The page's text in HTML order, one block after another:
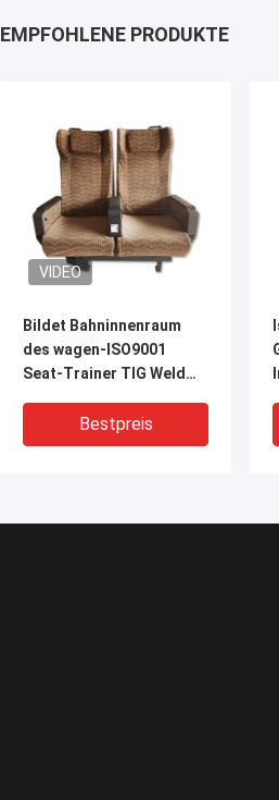
EMPFOHLENE PRODUKTE
VIDEO
Bildet Bahninnenraum
des wagen-ISO9001
Seat-Trainer TIG Weld
Bestpreis